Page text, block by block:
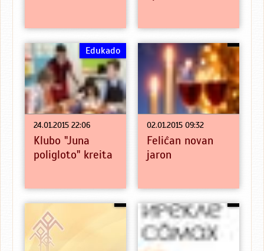
24.01.2015 22:06
Edukado
Klubo "Juna
poligloto" kreita
02.01.2015 09:32
Feliĉan novan
jaron